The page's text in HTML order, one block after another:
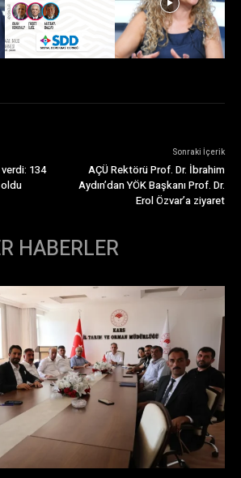
134
Sonraki İçerik
AÇÜ Rektörü Prof. Dr. İbrahim
Aydın’dan YÖK Başkanı Prof. Dr.
Erol Özvar’a ziyaret
HABERLER